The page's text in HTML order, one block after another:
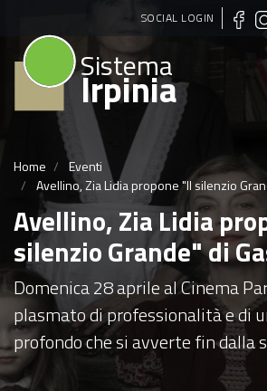
Salta
contenuto
SOCIAL LOGIN
Sistema
Irpinia
Home
Eventi
Avellino, Zia Lidia propone "Il silenzio
Avellino, Zia Lidia
silenzio Grande" di
Domenica 28 aprile al Cinema
plasmato di professionalità e di
profondo che si avverte fin dalla